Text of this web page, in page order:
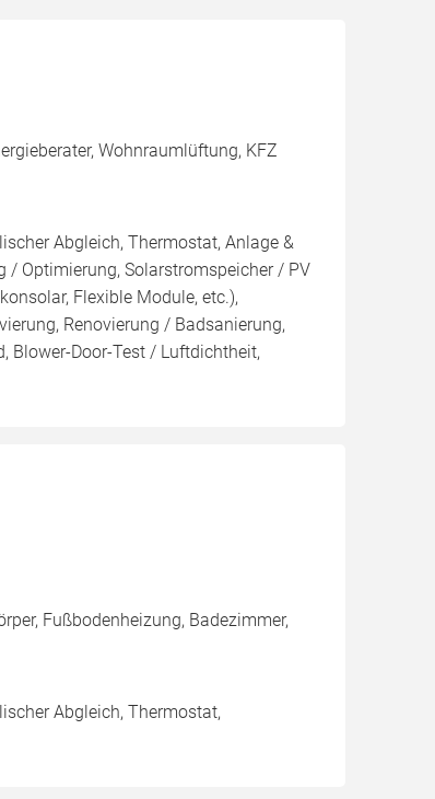
Wohnraumlüftung, KFZ
Abgleich, Thermostat, Anlage &
/ Optimierung, Solarstromspeicher / PV
Flexible Module, etc.),
Renovierung / Badsanierung,
Blower-Door-Test / Luftdichtheit,
Fußbodenheizung, Badezimmer,
Abgleich, Thermostat,